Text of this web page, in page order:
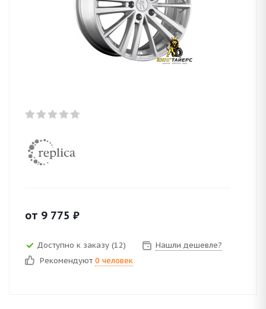
от 9 775 ₽
Доступно к заказу (12)
Нашли дешевле?
Рекомендуют 0 человек